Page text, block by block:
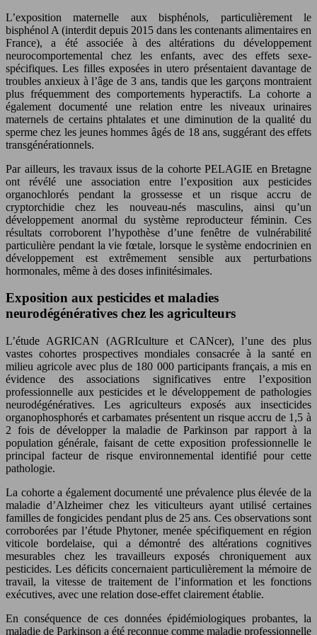
L’exposition maternelle aux bisphénols, particulièrement le
bisphénol A (interdit depuis 2015 dans les contenants alimentaires en
France), a été associée à des altérations du développement
neurocomportemental chez les enfants, avec des effets sexe-
spécifiques. Les filles exposées in utero présentaient davantage de
troubles anxieux à l’âge de 3 ans, tandis que les garçons montraient
plus fréquemment des comportements hyperactifs. La cohorte a
également documenté une relation entre les niveaux urinaires
maternels de certains phtalates et une diminution de la qualité du
sperme chez les jeunes hommes âgés de 18 ans, suggérant des effets
transgénérationnels.
Par ailleurs, les travaux issus de la cohorte PELAGIE en Bretagne
ont révélé une association entre l’exposition aux pesticides
organochlorés pendant la grossesse et un risque accru de
cryptorchidie chez les nouveau-nés masculins, ainsi qu’un
développement anormal du système reproducteur féminin. Ces
résultats corroborent l’hypothèse d’une fenêtre de vulnérabilité
particulière pendant la vie fœtale, lorsque le système endocrinien en
développement est extrêmement sensible aux perturbations
hormonales, même à des doses infinitésimales.
Exposition aux pesticides et maladies
neurodégénératives chez les agriculteurs
L’étude AGRICAN (AGRIculture et CANcer), l’une des plus
vastes cohortes prospectives mondiales consacrée à la santé en
milieu agricole avec plus de 180 000 participants français, a mis en
évidence des associations significatives entre l’exposition
professionnelle aux pesticides et le développement de pathologies
neurodégénératives. Les agriculteurs exposés aux insecticides
organophosphorés et carbamates présentent un risque accru de 1,5 à
2 fois de développer la maladie de Parkinson par rapport à la
population générale, faisant de cette exposition professionnelle le
principal facteur de risque environnemental identifié pour cette
pathologie.
La cohorte a également documenté une prévalence plus élevée de la
maladie d’Alzheimer chez les viticulteurs ayant utilisé certaines
familles de fongicides pendant plus de 25 ans. Ces observations sont
corroborées par l’étude Phytoner, menée spécifiquement en région
viticole bordelaise, qui a démontré des altérations cognitives
mesurables chez les travailleurs exposés chroniquement aux
pesticides. Les déficits concernaient particulièrement la mémoire de
travail, la vitesse de traitement de l’information et les fonctions
exécutives, avec une relation dose-effet clairement établie.
En conséquence de ces données épidémiologiques probantes, la
maladie de Parkinson a été reconnue comme maladie professionnelle